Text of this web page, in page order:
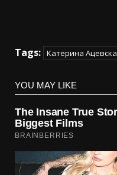
Tags: Катерина Ацевска